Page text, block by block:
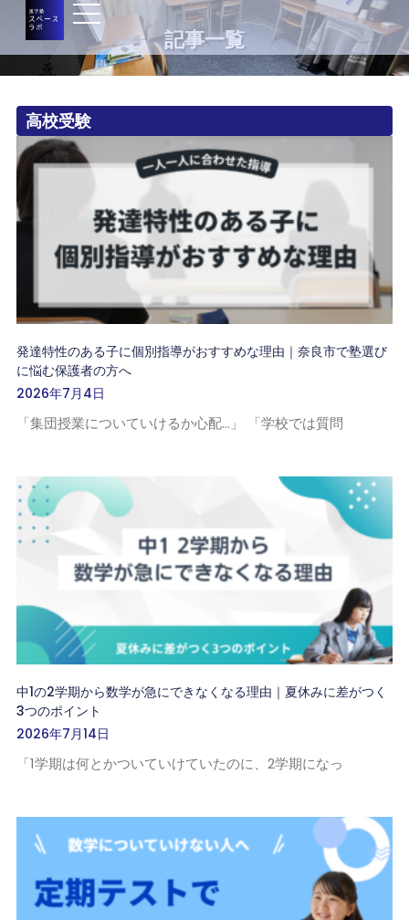
記事一覧
高校受験
発達特性のある子に個別指導がおすすめな理由｜奈良市で塾選び
に悩む保護者の方へ
2026年7月4日
「集団授業についていけるか心配…」 「学校では質問
中1の2学期から数学が急にできなくなる理由｜夏休みに差がつく
3つのポイント
2026年7月14日
「1学期は何とかついていけていたのに、2学期になっ